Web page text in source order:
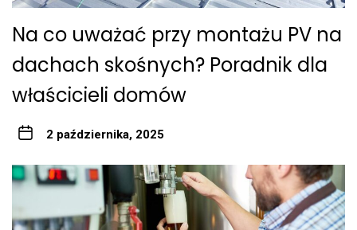
Na co uważać przy montażu PV na
dachach skośnych? Poradnik dla
właścicieli domów
2 października, 2025